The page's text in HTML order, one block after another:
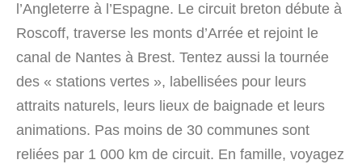
l’Angleterre à l’Espagne. Le circuit breton débute à
Roscoff, traverse les monts d’Arrée et rejoint le
canal de Nantes à Brest. Tentez aussi la tournée
des « stations vertes », labellisées pour leurs
attraits naturels, leurs lieux de baignade et leurs
animations. Pas moins de 30 communes sont
reliées par 1 000 km de circuit. En famille, voyagez